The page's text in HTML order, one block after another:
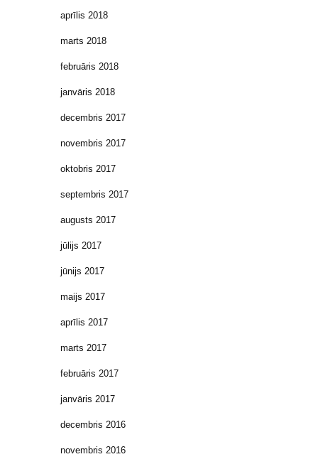
aprīlis 2018
marts 2018
februāris 2018
janvāris 2018
decembris 2017
novembris 2017
oktobris 2017
septembris 2017
augusts 2017
jūlijs 2017
jūnijs 2017
maijs 2017
aprīlis 2017
marts 2017
februāris 2017
janvāris 2017
decembris 2016
novembris 2016